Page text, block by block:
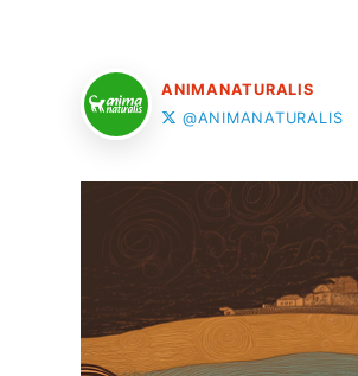
ANIMANATURALIS
@ANIMANATURALIS